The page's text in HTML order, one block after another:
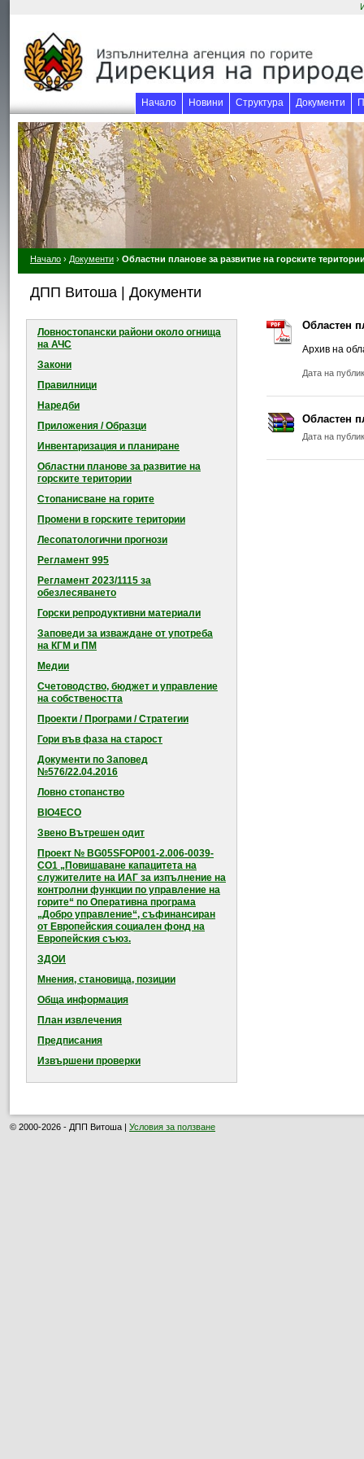
Начало Новини Структура Документи
Начало › Документи › Областни планове за развитие на горските
ДПП Витоша | Документи
Ловностопански райони около огнищa
на АЧС
Закони
Правилници
Наредби
Приложения / Образци
Инвентаризация и планиране
Областни планове за развитие на
горските територии
Стопанисване на горите
Промени в горските територии
Лесопатологични прогнози
Регламент 995
Регламент 2023/1115 за
обезлесяването
Горски репродуктивни материали
Заповеди за изваждане от употреба
на КГМ и ПМ
Медии
Счетоводство, бюджет и управление
на собствеността
Проекти / Програми / Стратегии
Гори във фаза на старост
Документи по Заповед
№576/22.04.2016
Ловно стопанство
BIO4ECO
Звено Вътрешен одит
Проект № BG05SFOP001-2.006-0039-
CO1 „Повишаване капацитета на
служителите на ИАГ за изпълнение на
контролни функции по управление на
горите“ по Оперативна програма
„Добро управление“, съфинансиран
от Европейския социален фонд на
Европейския съюз.
ЗДОИ
Мнения, становища, позиции
Обща информация
План извлечения
Предписания
Извършени проверки
Областен
Архив на
Дата на
Областен
Дата на
© 2000-2026 - ДПП Витоша | Условия за ползване